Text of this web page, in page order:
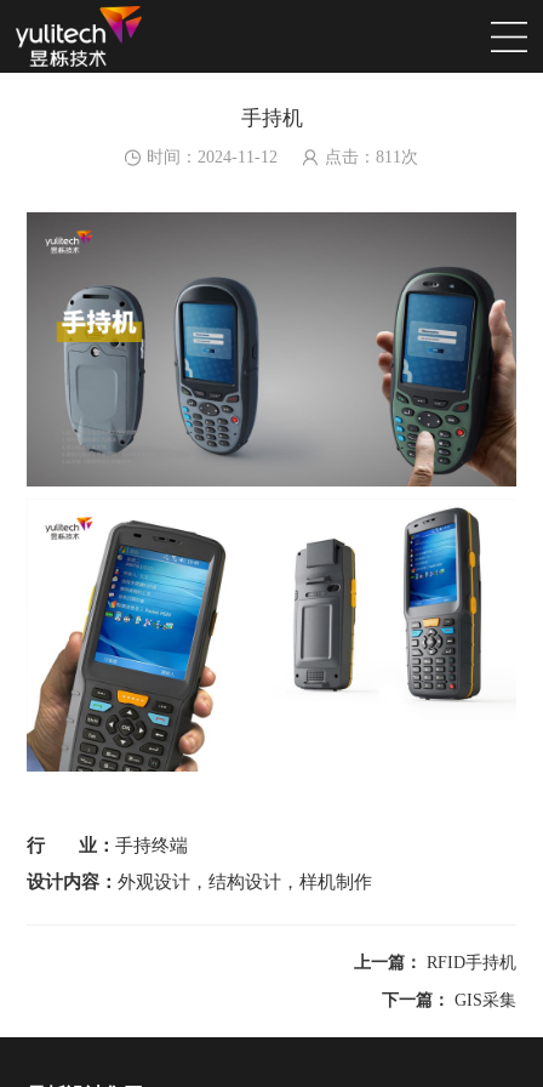
手持机
时间：2024-11-12 点击： 811次
行 业：手持终端
设计内容：外观设计，结构设计，样机制作
上一篇： RFID手持机
下一篇： GIS采集